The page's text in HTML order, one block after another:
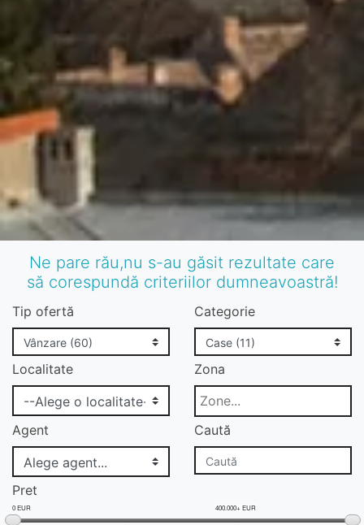
Ne pare rău,nu s-au găsit rezultate care
să corespundă criteriilor dumneavoastră!
Tip ofertă Categorie
Localitate Zona
Agent Caută
Pret
0 EUR 400.000+ EUR